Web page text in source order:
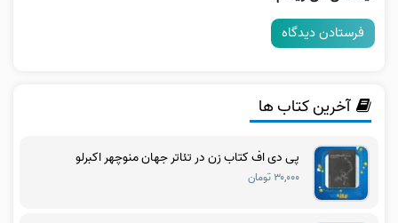
آخرین کتاب ها
پی دی اف کتاب زن در تئاتر جهان منوچهر اکبرلو
۳۰,۰۰۰ تومان